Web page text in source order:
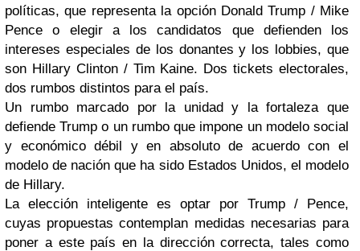
políticas, que representa la opción Donald Trump / Mike
Pence o elegir a los candidatos que defienden los
intereses especiales de los donantes y los lobbies, que
son Hillary Clinton / Tim Kaine. Dos tickets electorales,
dos rumbos distintos para el país.
Un rumbo marcado por la unidad y la fortaleza que
defiende Trump o un rumbo que impone un modelo social
y económico débil y en absoluto de acuerdo con el
modelo de nación que ha sido Estados Unidos, el modelo
de Hillary.
La elección inteligente es optar por Trump / Pence,
cuyas propuestas contemplan medidas necesarias para
poner a este país en la dirección correcta, tales como